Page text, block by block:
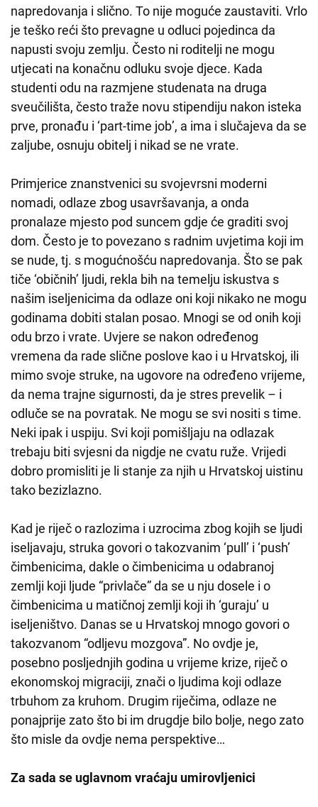
napredovanja i slično. To nije moguće zaustaviti. Vrlo
je teško reći što prevagne u odluci pojedinca da
napusti svoju zemlju. Često ni roditelji ne mogu
utjecati na konačnu odluku svoje djece. Kada
studenti odu na razmjene studenata na druga
sveučilišta, često traže novu stipendiju nakon isteka
prve, pronađu i ‘part-time job’, a ima i slučajeva da se
zaljube, osnuju obitelj i nikad se ne vrate.
Primjerice znanstvenici su svojevrsni moderni
nomadi, odlaze zbog usavršavanja, a onda
pronalaze mjesto pod suncem gdje će graditi svoj
dom. Često je to povezano s radnim uvjetima koji im
se nude, tj. s mogućnošću napredovanja. Što se pak
tiče ‘običnih’ ljudi, rekla bih na temelju iskustva s
našim iseljenicima da odlaze oni koji nikako ne mogu
godinama dobiti stalan posao. Mnogi se od onih koji
odu brzo i vrate. Uvjere se nakon određenog
vremena da rade slične poslove kao i u Hrvatskoj, ili
mimo svoje struke, na ugovore na određeno vrijeme,
da nema trajne sigurnosti, da je stres prevelik – i
odluče se na povratak. Ne mogu se svi nositi s time.
Neki ipak i uspiju. Svi koji pomišljaju na odlazak
trebaju biti svjesni da nigdje ne cvatu ruže. Vrijedi
dobro promisliti je li stanje za njih u Hrvatskoj uistinu
tako bezizlazno.
Kad je riječ o razlozima i uzrocima zbog kojih se ljudi
iseljavaju, struka govori o takozvanim ‘pull’ i ‘push’
čimbenicima, dakle o čimbenicima u odabranoj
zemlji koji ljude “privlače” da se u nju dosele i o
čimbenicima u matičnoj zemlji koji ih ‘guraju’ u
iseljeništvo. Danas se u Hrvatskoj mnogo govori o
takozvanom “odljevu mozgova”. No ovdje je,
posebno posljednjih godina u vrijeme krize, riječ o
ekonomskoj migraciji, znači o ljudima koji odlaze
trbuhom za kruhom. Drugim riječima, odlaze ne
ponajprije zato što bi im drugdje bilo bolje, nego zato
što misle da ovdje nema perspektive…
Za sada se uglavnom vraćaju umirovljenici